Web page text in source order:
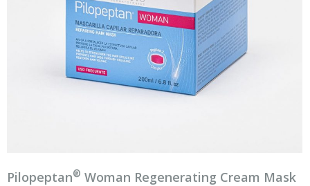
Pilopeptan® Woman Regenerating Cream Mask